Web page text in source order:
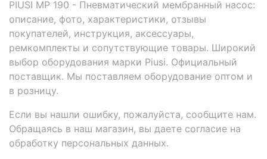
PIUSI MP 190 - Пневматический мембранный насос:
описание, фото, характеристики, отзывы
покупателей, инструкция, аксессуары,
ремкомплекты и сопутствующие товары. Широкий
выбор оборудования марки Piusi. Официальный
поставщик. Мы поставляем оборудование оптом и
в розницу.
Если вы нашли ошибку, пожалуйста, сообщите нам.
Обращаясь в наш магазин, вы даете согласие на
обработку персональных данных.